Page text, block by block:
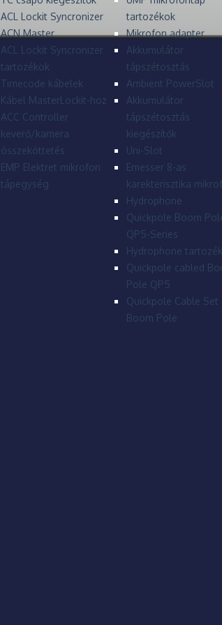
ACL Lockit Syncronizer
ACN Master
ACL Lockit Syncronizer
tartozékok
Timecode kábelek
Kábel MasterLockit-hoz
ACC Controller
keverő/kamera
összeköttetés
EMP Elektret mikrofon
tápegység
tartozékok
Mikrofon adapter
Akkumulátor
tápszétosztás
Ambient PowerSlot
Akkumulátor
tápszétosztás
kiegészítők
Uni-Slot
Emesser 8-as
karekterisztika
Hydrophone
Quickpole Boom
QP5-Series
Hydrophone
Quickpole cabled
Pole QP5
Quickpole Cable Set
Boom Pole